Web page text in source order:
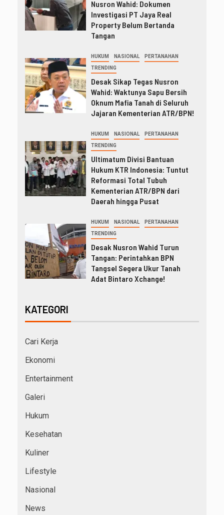
Nusron Wahid: Dokumen
Investigasi PT Jaya Real
Property Belum Bertanda
Tangan
HUKUM NASIONAL PERTANAHAN
TRENDING
Desak Sikap Tegas Nusron
Wahid: Waktunya Sapu Bersih
Oknum Mafia Tanah di Seluruh
Jajaran Kementerian ATR/BPN!
HUKUM NASIONAL PERTANAHAN
TRENDING
Ultimatum Divisi Bantuan
Hukum KTR Indonesia: Tuntut
Reformasi Total Tubuh
Kementerian ATR/BPN dari
Daerah hingga Pusat
HUKUM NASIONAL PERTANAHAN
TRENDING
Desak Nusron Wahid Turun
Tangan: Perintahkan BPN
Tangsel Segera Ukur Tanah
Adat Bintaro Xchange!
KATEGORI
Cari Kerja
Ekonomi
Entertainment
Galeri
Hukum
Kesehatan
Kuliner
Lifestyle
Nasional
News